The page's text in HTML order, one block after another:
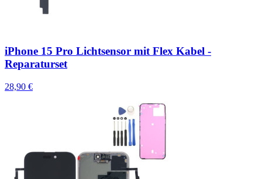
iPhone 15 Pro Lichtsensor mit Flex Kabel -
Reparaturset
28,90 €